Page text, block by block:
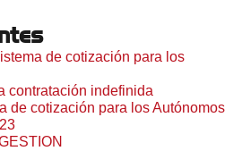
de cotización para los
contratación indefinida
de cotización para los Autónomos